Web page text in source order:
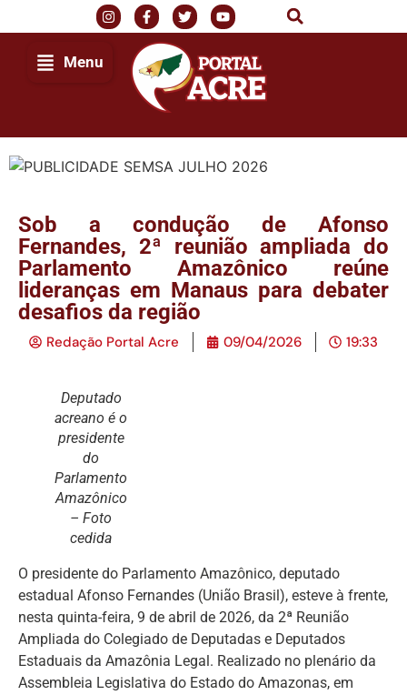
Menu
Sob a condução de Afonso
Fernandes, 2ª reunião ampliada do
Parlamento Amazônico reúne
lideranças em Manaus para debater
desafios da região
Redação Portal Acre 09/04/2026 19:33
Deputado
acreano é o
presidente
do
Parlamento
Amazônico
– Foto
cedida
O presidente do Parlamento Amazônico, deputado
estadual Afonso Fernandes (União Brasil), esteve à frente,
nesta quinta-feira, 9 de abril de 2026, da 2ª Reunião
Ampliada do Colegiado de Deputadas e Deputados
Estaduais da Amazônia Legal. Realizado no plenário da
Assembleia Legislativa do Estado do Amazonas, em